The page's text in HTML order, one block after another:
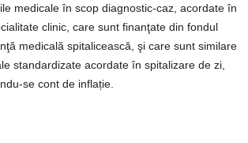
medicale în scop diagnostic-caz, acordate în
clinic, care sunt finanţate din fondul
medicală spitalicească, şi care sunt similare
standardizate acordate în spitalizare de zi,
se cont de inflație.